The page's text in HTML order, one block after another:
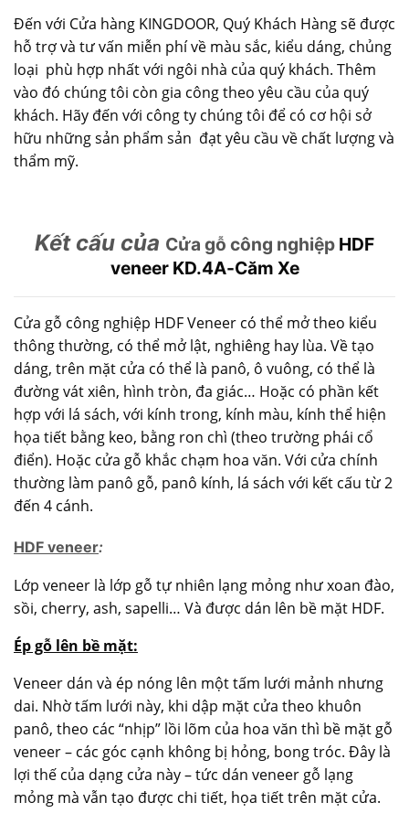
Đến với Cửa hàng KINGDOOR, Quý Khách Hàng sẽ được
hỗ trợ và tư vấn miễn phí về màu sắc, kiểu dáng, chủng
loại phù hợp nhất với ngôi nhà của quý khách. Thêm
vào đó chúng tôi còn gia công theo yêu cầu của quý
khách. Hãy đến với công ty chúng tôi để có cơ hội sở
hữu những sản phẩm sản đạt yêu cầu về chất lượng và
thẩm mỹ.
Kết cấu của Cửa gỗ công nghiệp HDF
veneer KD.4A-Căm Xe
Cửa gỗ công nghiệp HDF Veneer có thể mở theo kiểu
thông thường, có thể mở lật, nghiêng hay lùa. Về tạo
dáng, trên mặt cửa có thể là panô, ô vuông, có thể là
đường vát xiên, hình tròn, đa giác… Hoặc có phần kết
hợp với lá sách, với kính trong, kính màu, kính thể hiện
họa tiết bằng keo, bằng ron chì (theo trường phái cổ
điển). Hoặc cửa gỗ khắc chạm hoa văn. Với cửa chính
thường làm panô gỗ, panô kính, lá sách với kết cấu từ 2
đến 4 cánh.
HDF veneer:
Lớp veneer là lớp gỗ tự nhiên lạng mỏng như xoan đào,
sồi, cherry, ash, sapelli… Và được dán lên bề mặt HDF.
Ép gỗ lên bề mặt:
Veneer dán và ép nóng lên một tấm lưới mảnh nhưng
dai. Nhờ tấm lưới này, khi dập mặt cửa theo khuôn
panô, theo các “nhịp” lồi lõm của hoa văn thì bề mặt gỗ
veneer – các góc cạnh không bị hỏng, bong tróc. Đây là
lợi thế của dạng cửa này – tức dán veneer gỗ lạng
mỏng mà vẫn tạo được chi tiết, họa tiết trên mặt cửa.